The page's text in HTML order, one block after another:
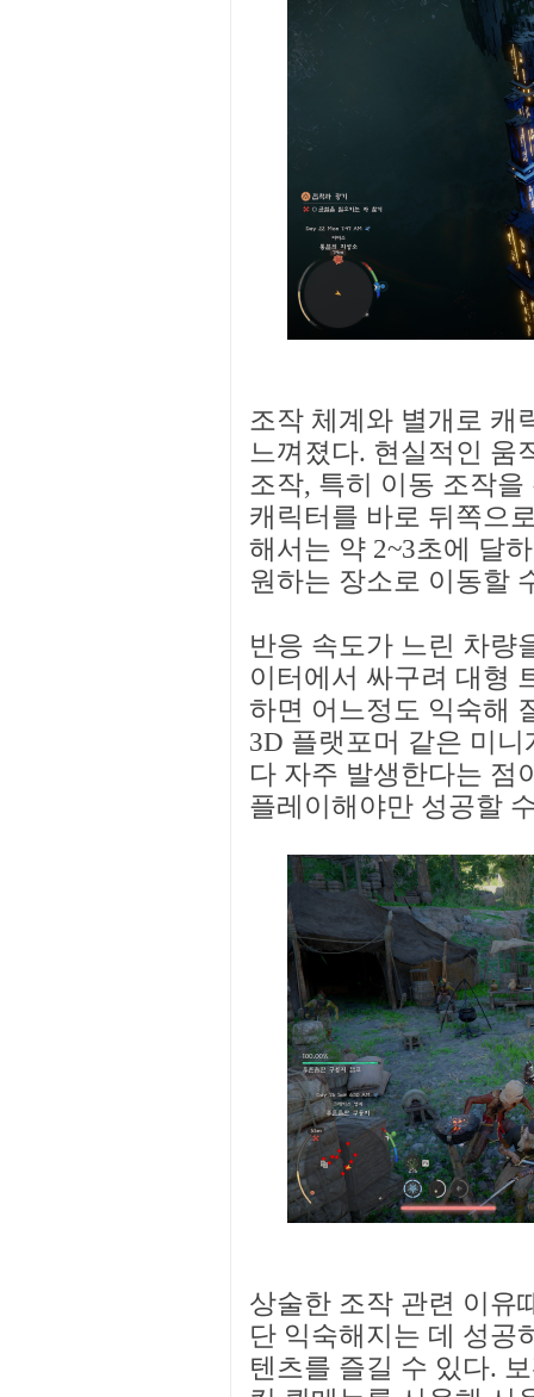
조작 체계와 별개로 캐
느껴졌다. 현실적인 움
조작, 특히 이동 조작
캐릭터를 바로 뒤쪽으
해서는 약 2~3초에 달
원하는 장소로 이동할
반응 속도가 느린 차량
이터에서 싸구려 대형
하면 어느정도 익숙해
3D 플랫포머 같은 미
다 자주 발생한다는 점
플레이해야만 성공할
상술한 조작 관련 이유
단 익숙해지는 데 성공
텐츠를 즐길 수 있다.